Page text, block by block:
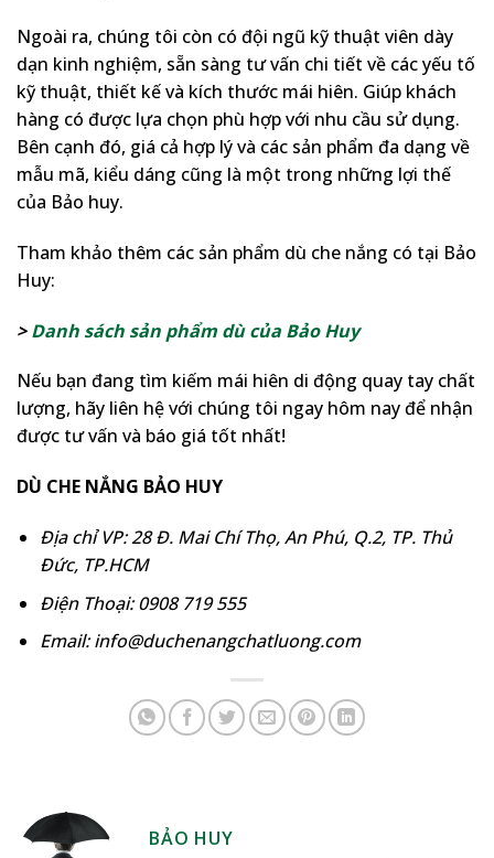
Ngoài ra, chúng tôi còn có đội ngũ kỹ thuật viên dày
dạn kinh nghiệm, sẵn sàng tư vấn chi tiết về các yếu tố
kỹ thuật, thiết kế và kích thước mái hiên. Giúp khách
hàng có được lựa chọn phù hợp với nhu cầu sử dụng.
Bên cạnh đó, giá cả hợp lý và các sản phẩm đa dạng về
mẫu mã, kiểu dáng cũng là một trong những lợi thế
của Bảo huy.
Tham khảo thêm các sản phẩm dù che nắng có tại Bảo
Huy:
>Danh sách sản phẩm dù của Bảo Huy
Nếu bạn đang tìm kiếm mái hiên di động quay tay chất
lượng, hãy liên hệ với chúng tôi ngay hôm nay để nhận
được tư vấn và báo giá tốt nhất!
DÙ CHE NẮNG BẢO HUY
Địa chỉ VP: 28 Đ. Mai Chí Thọ, An Phú, Q.2, TP. Thủ
Đức, TP.HCM
Điện Thoại: 0908 719 555
Email: info@duchenangchatluong.com
BẢO HUY